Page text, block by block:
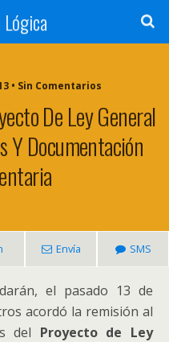
• Sin Comentarios
De Ley General
Y Documentación
Envía SMS
el pasado 13 de
acordó la remisión al
del Proyecto de Ley